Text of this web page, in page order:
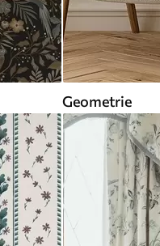
Geometrie